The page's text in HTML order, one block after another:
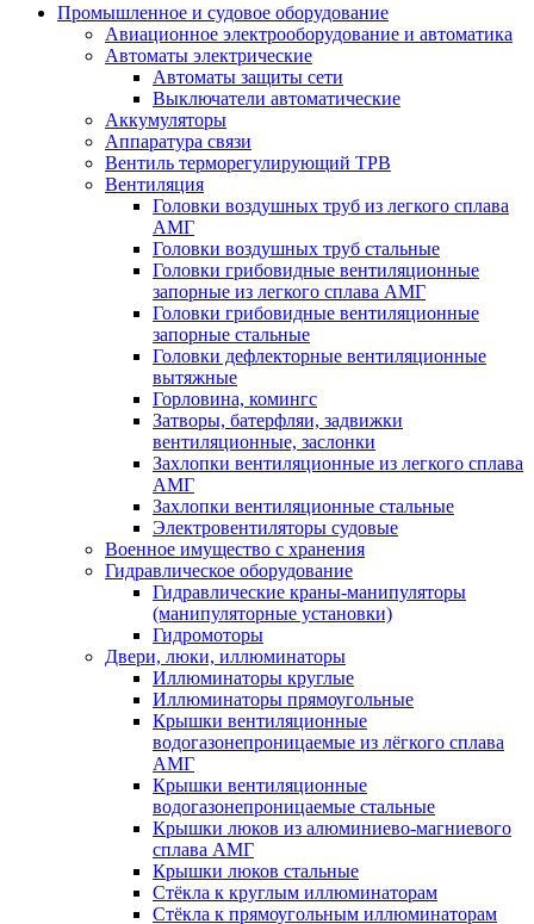
Промышленное и судовое оборудование
Авиационное электрооборудование и автоматика
Автоматы электрические
Автоматы защиты сети
Выключатели автоматические
Аккумуляторы
Аппаратура связи
Вентиль терморегулирующий ТРВ
Вентиляция
Головки воздушных труб из легкого сплава
АМГ
Головки воздушных труб стальные
Головки грибовидные вентиляционные
запорные из легкого сплава АМГ
Головки грибовидные вентиляционные
запорные стальные
Головки дефлекторные вентиляционные
вытяжные
Горловина, комингс
Затворы, батерфляи, задвижки
вентиляционные, заслонки
Захлопки вентиляционные из легкого сплава
АМГ
Захлопки вентиляционные стальные
Электровентиляторы судовые
Военное имущество с хранения
Гидравлическое оборудование
Гидравлические краны-манипуляторы
(манипуляторные установки)
Гидромоторы
Двери, люки, иллюминаторы
Иллюминаторы круглые
Иллюминаторы прямоугольные
Крышки вентиляционные
водогазонепроницаемые из лёгкого сплава
АМГ
Крышки вентиляционные
водогазонепроницаемые стальные
Крышки люков из алюминиево-магниевого
сплава АМГ
Крышки люков стальные
Стёкла к круглым иллюминаторам
Стёкла к прямоугольным иллюминаторам